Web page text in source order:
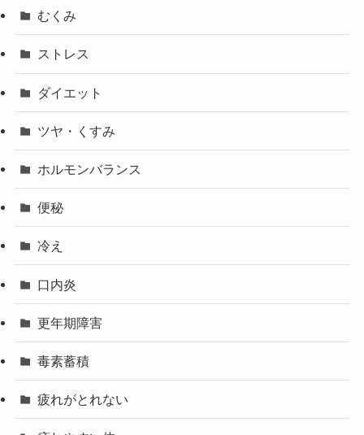
むくみ
ストレス
ダイエット
ツヤ・くすみ
ホルモンバランス
便秘
冷え
口内炎
更年期障害
毒素蓄積
疲れがとれない